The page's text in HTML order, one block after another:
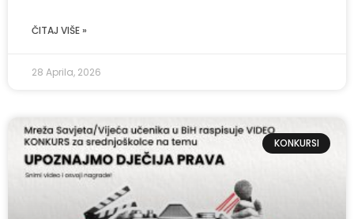
ČITAJ VIŠE »
28 Aprila, 2026
KONKURSI